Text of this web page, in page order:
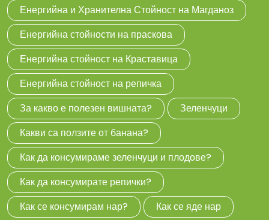
Енергийна и Хранителна Стойност на Магданоз
Енергийна стойности на праскова
Енергийна стойност на Краставица
Енергийна стойност на репичка
За какво е полезен вишната?
Зеленчуци
Какви са ползите от банана?
Как да консумираме зеленчуци и плодове?
Как да консумирате репички?
Как се консумирам нар?
Как се яде нар